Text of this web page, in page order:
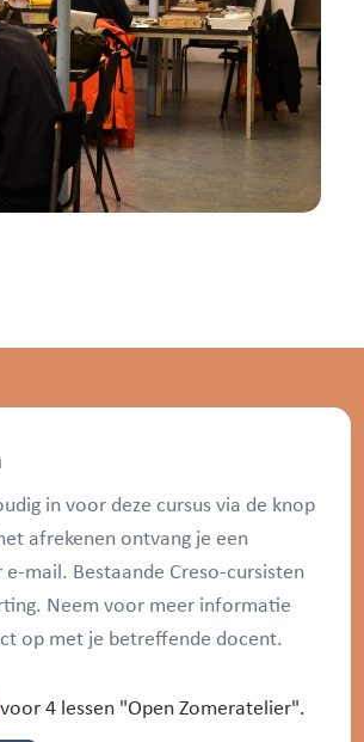
in voor deze cursus via de knop
afrekenen ontvang je een
e-mail. Bestaande Creso-cursisten
Neem voor meer informatie
op met je betreffende docent.
voor 4 lessen "Open Zomeratelier".